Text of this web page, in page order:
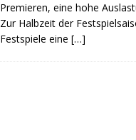
Premieren, eine hohe
Zur Halbzeit der
Festspiele eine […]